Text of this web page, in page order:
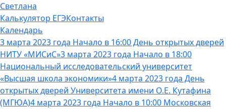
Светлана
Калькулятор ЕГЭКонтакты
Календарь
3 марта 2023 года Начало в 16:00 День открытых дверей
НИТУ «МИСиС»3 марта 2023 года Начало в 18:00
Национальный исследовательский университет
«Высшая школа экономики»4 марта 2023 года День
открытых дверей Университета имени О.Е. Кутафина
(МГЮА)4 марта 2023 года Начало в 10:00 Московская